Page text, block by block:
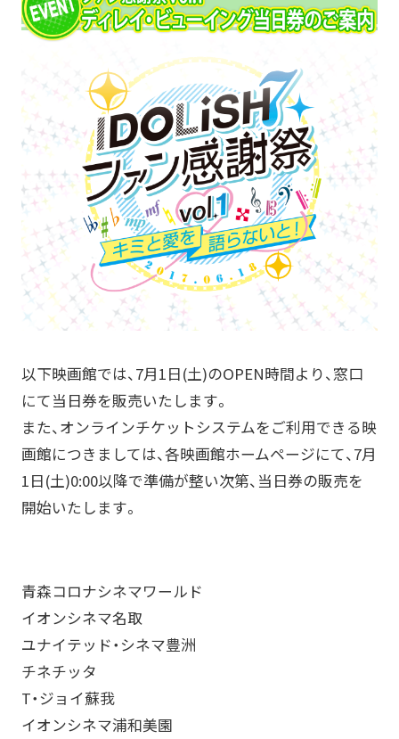
以下映画館では、7月1日(土)のOPEN時間より、窓口
にて当日券を販売いたします。
また、オンラインチケットシステムをご利用できる映
画館につきましては、各映画館ホームページにて、7月
1日(土)0:00以降で準備が整い次第、当日券の販売を
開始いたします。
青森コロナシネマワールド
イオンシネマ名取
ユナイテッド・シネマ豊洲
チネチッタ
T・ジョイ蘇我
イオンシネマ浦和美園